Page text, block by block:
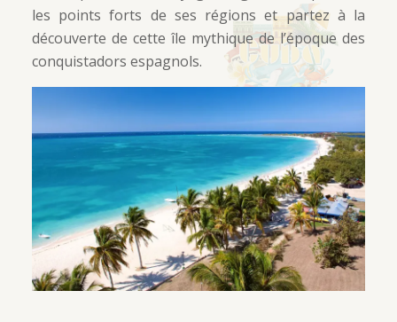
les points forts de ses régions et partez à la
découverte de cette île mythique de l’époque des
conquistadors espagnols.